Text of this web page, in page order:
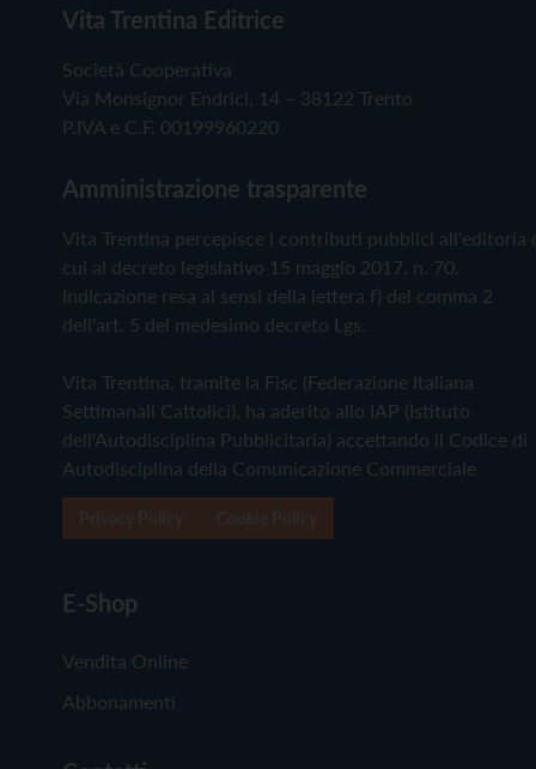
Vita Trentina Editrice
Società Cooperativa
Via Monsignor Endrici, 14 – 38122 Trento
P.IVA e C.F. 00199960220
Amministrazione trasparente
Vita Trentina percepisce i contributi pubblici all'editoria
cui al decreto legislativo 15 maggio 2017, n. 70.
Indicazione resa ai sensi della lettera f) del comma 2
dell'art. 5 del medesimo decreto Lgs.
Vita Trentina, tramite la Fisc (Federazione Italiana
Settimanali Cattolici), ha aderito allo IAP (Istituto
dell'Autodisciplina Pubblicitaria) accettando il Codice di
Autodisciplina della Comunicazione Commerciale
E-Shop
Vendita Online
Abbonamenti